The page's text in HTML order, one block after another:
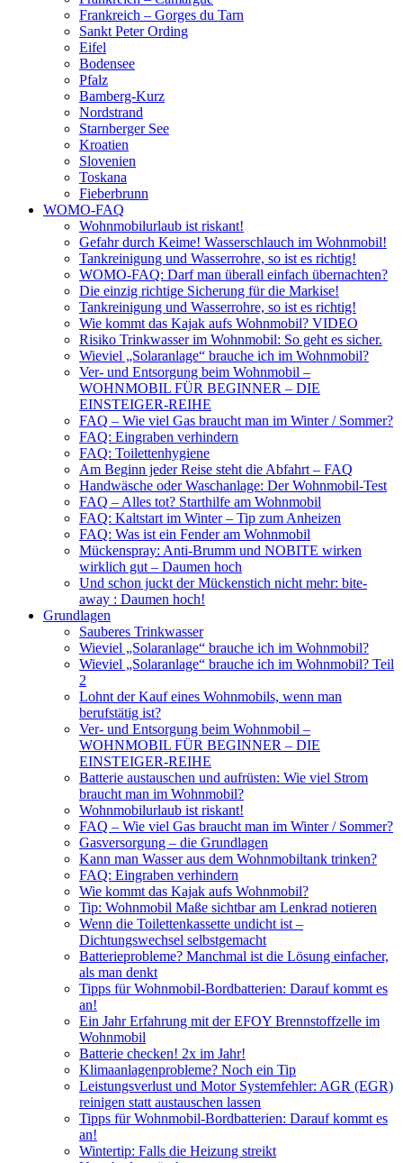
Frankreich – Gorges du Tarn
Sankt Peter Ording
Eifel
Bodensee
Pfalz
Bamberg-Kurz
Nordstrand
Starnberger See
Kroatien
Slovenien
Toskana
Fieberbrunn
WOMO-FAQ
Wohnmobilurlaub ist riskant!
Gefahr durch Keime! Wasserschlauch im Wohnmobil!
Tankreinigung und Wasserrohre, so ist es richtig!
WOMO-FAQ: Darf man überall einfach übernachten?
Die einzig richtige Sicherung für die Markise!
Tankreinigung und Wasserrohre, so ist es richtig!
Wie kommt das Kajak aufs Wohnmobil? VIDEO
Risiko Trinkwasser im Wohnmobil: So geht es sicher.
Wieviel „Solaranlage“ brauche ich im Wohnmobil?
Ver- und Entsorgung beim Wohnmobil –
WOHNMOBIL FÜR BEGINNER – DIE
EINSTEIGER-REIHE
FAQ – Wie viel Gas braucht man im Winter / Sommer?
FAQ: Eingraben verhindern
FAQ: Toilettenhygiene
Am Beginn jeder Reise steht die Abfahrt – FAQ
Handwäsche oder Waschanlage: Der Wohnmobil-Test
FAQ – Alles tot? Starthilfe am Wohnmobil
FAQ: Kaltstart im Winter – Tip zum Anheizen
FAQ: Was ist ein Fender am Wohnmobil
Mückenspray: Anti-Brumm und NOBITE wirken
wirklich gut – Daumen hoch
Und schon juckt der Mückenstich nicht mehr: bite-
away : Daumen hoch!
Grundlagen
Sauberes Trinkwasser
Wieviel „Solaranlage“ brauche ich im Wohnmobil?
Wieviel „Solaranlage“ brauche ich im Wohnmobil? Teil
2
Lohnt der Kauf eines Wohnmobils, wenn man
berufstätig ist?
Ver- und Entsorgung beim Wohnmobil –
WOHNMOBIL FÜR BEGINNER – DIE
EINSTEIGER-REIHE
Batterie austauschen und aufrüsten: Wie viel Strom
braucht man im Wohnmobil?
Wohnmobilurlaub ist riskant!
FAQ – Wie viel Gas braucht man im Winter / Sommer?
Gasversorgung – die Grundlagen
Kann man Wasser aus dem Wohnmobiltank trinken?
FAQ: Eingraben verhindern
Wie kommt das Kajak aufs Wohnmobil?
Tip: Wohnmobil Maße sichtbar am Lenkrad notieren
Wenn die Toilettenkassette undicht ist –
Dichtungswechsel selbstgemacht
Batterieprobleme? Manchmal ist die Lösung einfacher,
als man denkt
Tipps für Wohnmobil-Bordbatterien: Darauf kommt es
an!
Ein Jahr Erfahrung mit der EFOY Brennstoffzelle im
Wohnmobil
Batterie checken! 2x im Jahr!
Klimaanlagenprobleme? Noch ein Tip
Leistungsverlust und Motor Systemfehler: AGR (EGR)
reinigen statt austauschen lassen
Tipps für Wohnmobil-Bordbatterien: Darauf kommt es
an!
Wintertip: Falls die Heizung streikt